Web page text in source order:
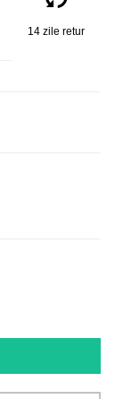
14 zile retur